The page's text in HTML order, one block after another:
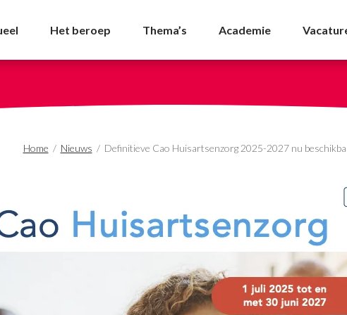
2025-2027
Het beroep Thema’s Academie
Home / Nieuws / Definitieve Cao Huisartsenzorg 2025-2027 nu